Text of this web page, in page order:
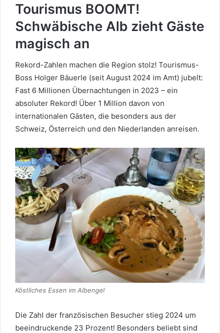
Tourismus BOOMT!
Schwäbische Alb zieht Gäste
magisch an
Rekord-Zahlen machen die Region stolz! Tourismus-
Boss Holger Bäuerle (seit August 2024 im Amt) jubelt:
Fast 6 Millionen Übernachtungen in 2023 – ein
absoluter Rekord! Über 1 Million davon von
internationalen Gästen, die besonders aus der
Schweiz, Österreich und den Niederlanden anreisen.
Köstliches Essen im Albengel
Die Zahl der französischen Besucher stieg 2024 um
beeindruckende 23 Prozent! Besonders beliebt sind